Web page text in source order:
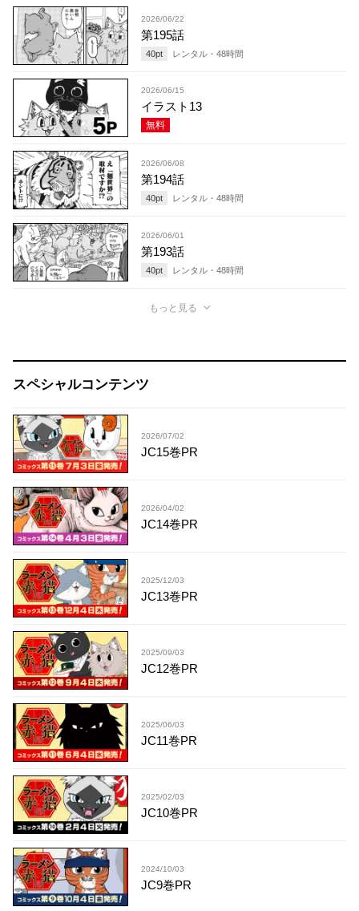
2026/06/22
第195話
40pt レンタル・ 48時間
2026/06/15
イラスト13
無料
2026/06/08
第194話
40pt レンタル・ 48時間
2026/06/01
第193話
40pt レンタル・ 48時間
もっと見る
スペシャルコンテンツ
2026/07/02
JC15巻PR
2026/04/02
JC14巻PR
2025/12/03
JC13巻PR
2025/09/03
JC12巻PR
2025/06/03
JC11巻PR
2025/02/03
JC10巻PR
2024/10/03
JC9巻PR